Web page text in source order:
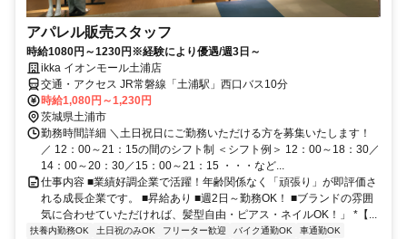
アパレル販売スタッフ
時給1080円～1230円※経験により優遇/週3日～
ikka イオンモール土浦店
交通・アクセス JR常磐線「土浦駅」西口バス10分
時給1,080円～1,230円
茨城県土浦市
勤務時間詳細 ＼土日祝日にご勤務いただける方を募集いたします！
／ 12：00～21：15の間のシフト制 ＜シフト例＞ 12：00～18：30／
14：00～20：30／15：00～21：15 ・・・など...
仕事内容 ■業績好調企業で活躍！年齢関係なく「頑張り」が即評価さ
れる成長企業です。 ■昇給あり ■週2日～勤務OK！ ■ブランドの雰囲
気に合わせていただければ、髪型自由・ピアス・ネイルOK！」 *【...
扶養内勤務OK 土日祝のみOK フリーター歓迎 バイク通勤OK
車通勤OK